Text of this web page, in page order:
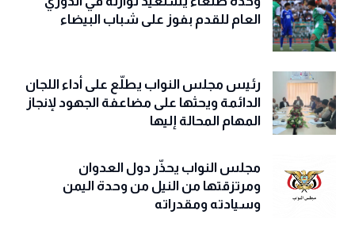
العام للقدم بفوز على شباب البيضاء
رئيس مجلس النواب يطلّع على أداء اللجان
الدائمة ويحثها على مضاعفة الجهود لإنجاز
المهام المحالة إليها
مجلس النواب يحذّّر دول العدوان
ومرتزقتها من النيل من وحدة اليمن
وسيادته ومقدراته